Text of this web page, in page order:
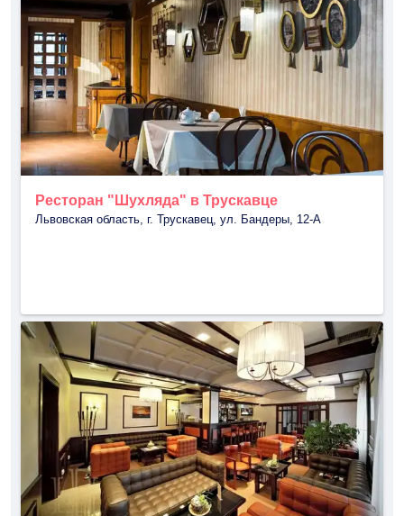
Ресторан "Шухляда" в Трускавце
Львовская область, г. Трускавец, ул. Бандеры, 12-А